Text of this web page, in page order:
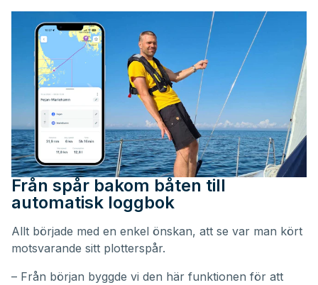
Från spår bakom båten till
automatisk loggbok
Allt började med en enkel önskan, att se var man kört
motsvarande sitt plotterspår.
– Från början byggde vi den här funktionen för att